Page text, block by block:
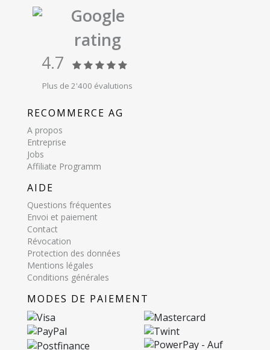
Google
rating
4.7
Plus de 2'400 évalutions
RECOMMERCE AG
A propos
Entreprise
Jobs
Affiliate Programm
AIDE
Questions fréquentes
Envoi et paiement
Contact
Révocation
Protection des données
Mentions légales
Conditions générales
MODES DE PAIEMENT